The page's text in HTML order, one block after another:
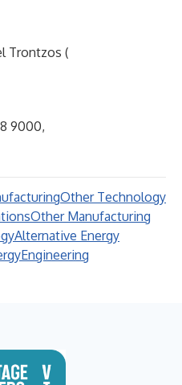
Trontzos (
9000,
Other Technology
Other Manufacturing
Alternative Energy
Engineering